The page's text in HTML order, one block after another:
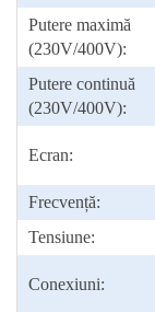
Putere maximă
(230V/400V):
Putere continuă
(230V/400V):
Ecran:
Frecvență:
Tensiune:
Conexiuni: